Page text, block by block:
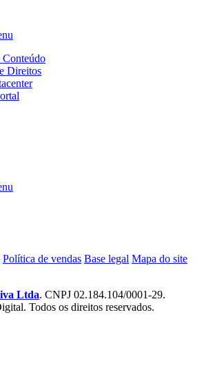
Conteúdo
Direitos
Política de vendas Base legal Mapa do site
Ltda. CNPJ 02.184.104/0001-29.
Todos os direitos reservados.